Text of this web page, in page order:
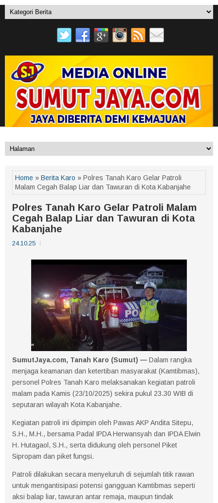
Home » Berita Karo » Polres Tanah Karo Gelar Patroli
Malam Cegah Balap Liar dan Tawuran di Kota Kabanjahe
Polres Tanah Karo Gelar Patroli Malam
Cegah Balap Liar dan Tawuran di Kota
Kabanjahe
24.10.25
SumutJaya.com, Tanah Karo (Sumut) — Dalam rangka
menjaga keamanan dan ketertiban masyarakat (Kamtibmas),
personel Polres Tanah Karo melaksanakan kegiatan patroli
malam pada Kamis (23/10/2025) sekira pukul 23.30 WIB di
seputaran wilayah Kota Kabanjahe.
Kegiatan patroli ini dipimpin oleh Pawas AKP Andita Sitepu,
S.H., M.H., bersama Padal IPDA Herwansyah dan IPDA Elwin
H. Hutagaol, S.H., serta didukung oleh personel Piket
Sipropam dan piket fungsi.
Patroli dilakukan secara menyeluruh di sejumlah titik rawan
untuk mengantisipasi potensi gangguan Kamtibmas seperti
aksi balap liar, tawuran antar remaja, maupun tindak